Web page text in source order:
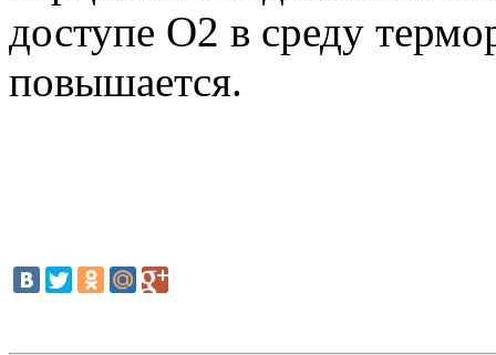
доступе O2 в среду
повышается.